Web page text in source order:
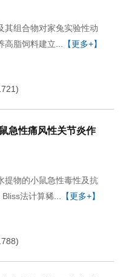
其组合物对家兔实验性动
高脂饲料建立 ...【更多+】
)
急性痛风性关节炎作
提物的小鼠急性毒性及抗
法计算豨 ...【更多+】
)